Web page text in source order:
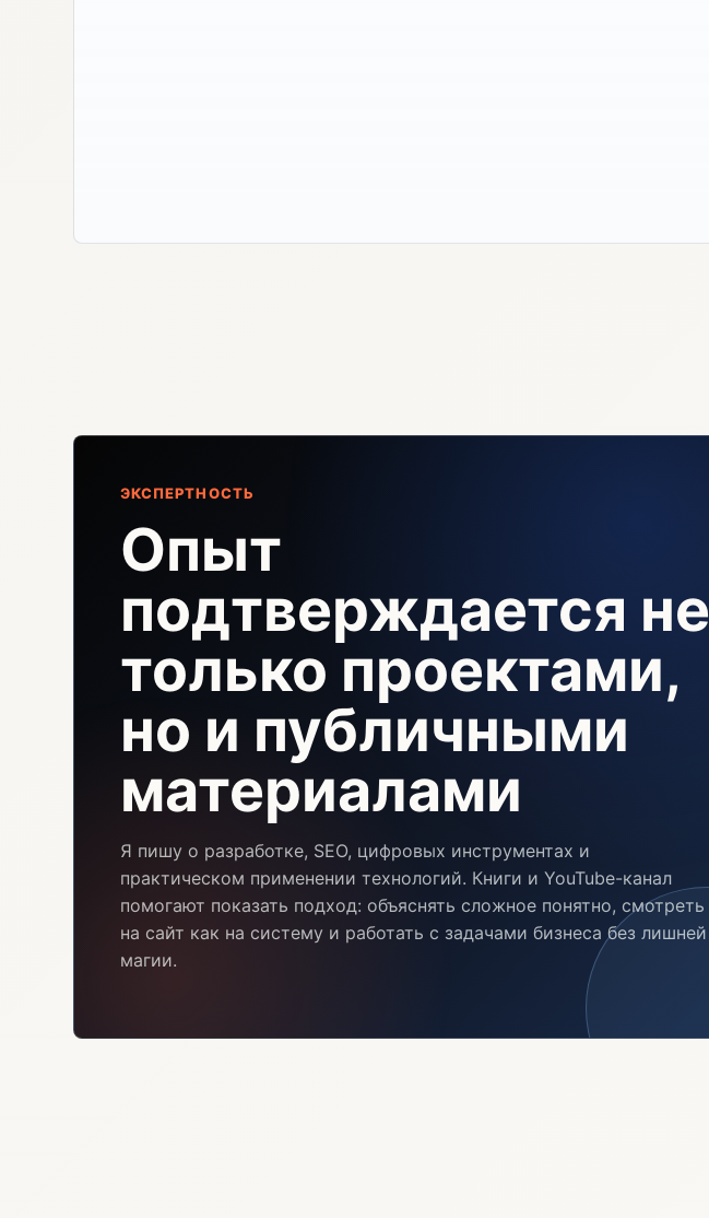
ЭКСПЕРТНОСТЬ
Опыт
подтверждается не
только проектами,
но и публичными
материалами
Я пишу о разработке, SEO, цифровых инструментах и
практическом применении технологий. Книги и YouTube-канал
помогают показать подход: объяснять сложное понятно, смотреть
на сайт как на систему и работать с задачами бизнеса без лишней
магии.